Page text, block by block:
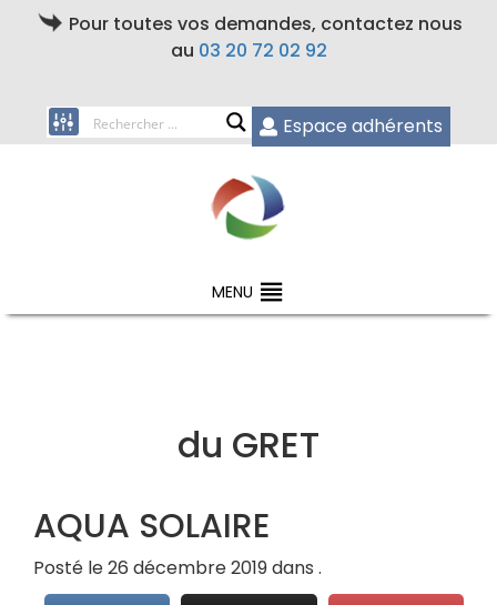
Pour toutes vos demandes, contactez nous
au 03 20 72 02 92
Espace adhérents
MENU
du GRET
AQUA SOLAIRE
Posté le 26 décembre 2019 dans .